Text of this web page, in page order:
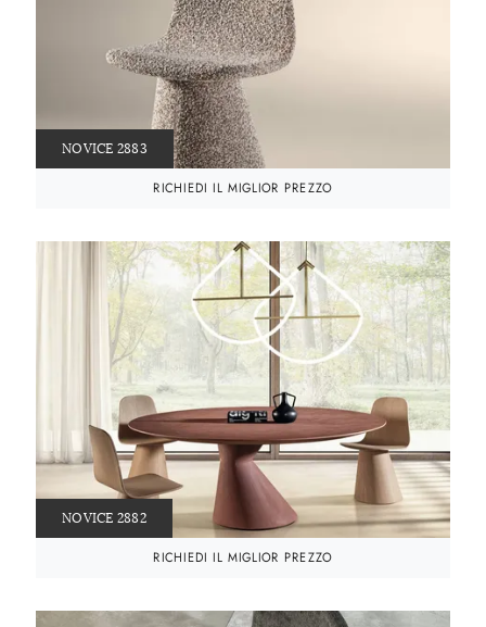
NOVICE 2883
RICHIEDI IL MIGLIOR PREZZO
NOVICE 2882
RICHIEDI IL MIGLIOR PREZZO